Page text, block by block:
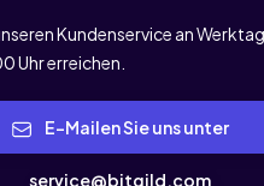
Kundenservice an
Uhr erreichen.
service@bitgild.com